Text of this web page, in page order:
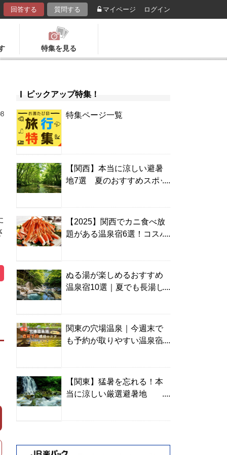
回答する 質問する マイページ ログイン
特集を見る
ピックアップ特集！
特集ページ一覧
【関西】本当に涼しい避暑
地7選 夏のおすすめスポッ
【2025】関西でカニ食べ放
題がある温泉宿6選！コスパ
ぬる湯が楽しめるおすすめ
温泉宿10選｜夏でも長湯し
関東の穴場温泉｜今週末で
も予約が取りやすい温泉宿
【関東】猛暑を忘れる！本
当に涼しい厳選避暑地